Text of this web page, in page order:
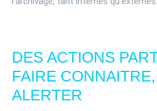
DES ACTIONS
FAIRE
ALERTER